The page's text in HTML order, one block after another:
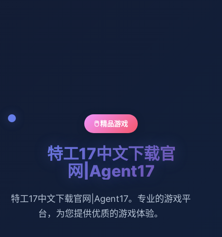
🖱️ 精品游戏
特工17中文下载官
网|Agent17
特工17中文下载官网|Agent17。专业的游戏平
台，为您提供优质的游戏体验。